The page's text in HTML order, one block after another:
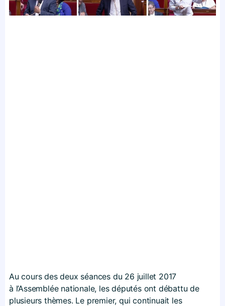
Au cours des deux séances du 26 juillet 2017
à l’Assemblée nationale, les députés ont débattu de
plusieurs thèmes. Le premier, qui continuait les